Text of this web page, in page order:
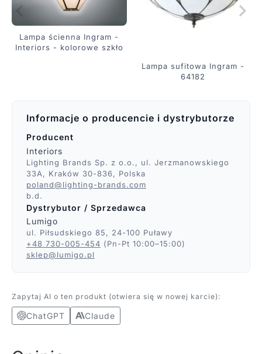
Lampa ścienna Ingram -
Interiors - kolorowe szkło
Lampa sufitowa Ingram -
64182
Informacje o producencie i dystrybutorze
Producent
Interiors
Lighting Brands Sp. z o.o., ul. Jerzmanowskiego
33A, Kraków 30-836, Polska
poland@lighting-brands.com
b.d.
Dystrybutor / Sprzedawca
Lumigo
ul. Piłsudskiego 85, 24-100 Puławy
+48 730-005-454 (Pn-Pt 10:00–15:00)
sklep@lumigo.pl
Zapytaj AI o ten produkt (otwiera się w nowej karcie):
ChatGPT Claude